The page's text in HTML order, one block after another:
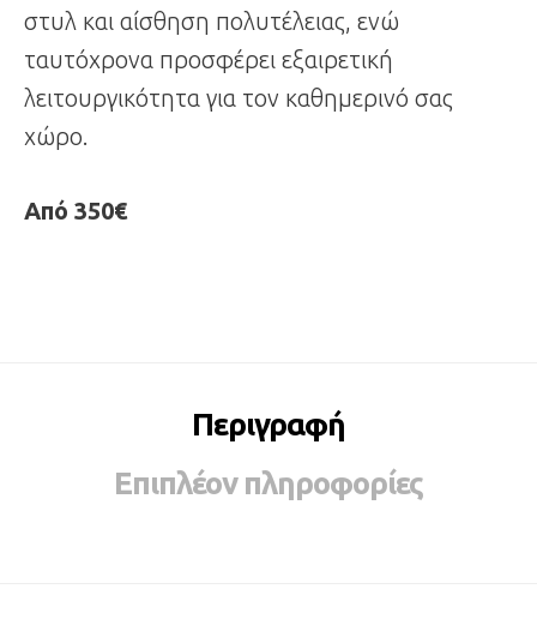
στυλ και αίσθηση πολυτέλειας, ενώ
ταυτόχρονα προσφέρει εξαιρετική
λειτουργικότητα για τον καθημερινό σας
χώρο.
Από 350€
Περιγραφή
Επιπλέον πληροφορίες